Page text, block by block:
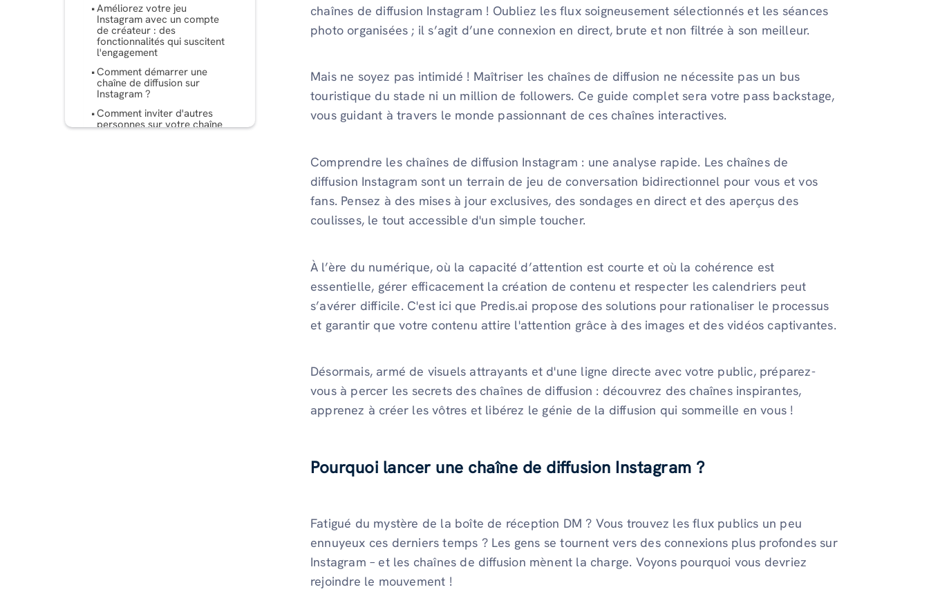
Améliorez votre jeu
Instagram avec un compte
de créateur : des
fonctionnalités qui suscitent
l'engagement
Comment démarrer une
chaîne de diffusion sur
Instagram ?
Comment inviter d'autres
personnes sur votre chaîne
chaînes de diffusion Instagram ! Oubliez les flux soigneusement sélectionnés et les séances
photo organisées ; il s’agit d’une connexion en direct, brute et non filtrée à son meilleur.
Mais ne soyez pas intimidé ! Maîtriser les chaînes de diffusion ne nécessite pas un bus
touristique du stade ni un million de followers. Ce guide complet sera votre pass backstage,
vous guidant à travers le monde passionnant de ces chaînes interactives.
Comprendre les chaînes de diffusion Instagram : une analyse rapide. Les chaînes de
diffusion Instagram sont un terrain de jeu de conversation bidirectionnel pour vous et vos
fans. Pensez à des mises à jour exclusives, des sondages en direct et des aperçus des
coulisses, le tout accessible d'un simple toucher.
À l’ère du numérique, où la capacité d’attention est courte et où la cohérence est
essentielle, gérer efficacement la création de contenu et respecter les calendriers peut
s’avérer difficile. C'est ici que Predis.ai propose des solutions pour rationaliser le processus
et garantir que votre contenu attire l'attention grâce à des images et des vidéos captivantes.
Désormais, armé de visuels attrayants et d'une ligne directe avec votre public, préparez-
vous à percer les secrets des chaînes de diffusion : découvrez des chaînes inspirantes,
apprenez à créer les vôtres et libérez le génie de la diffusion qui sommeille en vous !
Pourquoi lancer une chaîne de diffusion Instagram ?
Fatigué du mystère de la boîte de réception DM ? Vous trouvez les flux publics un peu
ennuyeux ces derniers temps ? Les gens se tournent vers des connexions plus profondes sur
Instagram – et les chaînes de diffusion mènent la charge. Voyons pourquoi vous devriez
rejoindre le mouvement !